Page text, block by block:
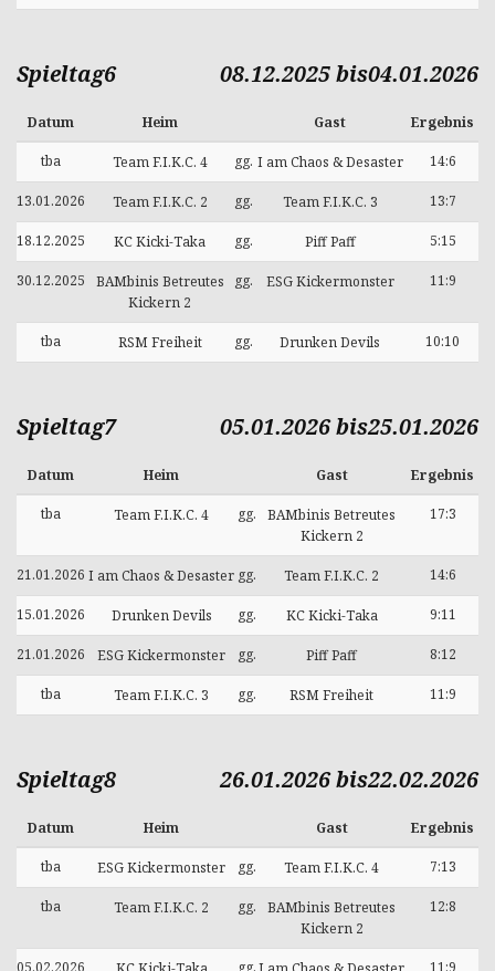
Spieltag6 08.12.2025 bis04.01.2026
Datum Heim Gast Ergebnis
tba Team F.I.K.C. 4 gg. I am Chaos & Desaster 14:6
13.01.2026 Team F.I.K.C. 2 gg. Team F.I.K.C. 3 13:7
18.12.2025 KC Kicki-Taka gg. Piff Paff 5:15
30.12.2025
BAMbinis Betreutes
Kickern 2
gg. ESG Kickermonster 11:9
tba RSM Freiheit gg. Drunken Devils 10:10
Spieltag7 05.01.2026 bis25.01.2026
Datum Heim Gast Ergebnis
tba Team F.I.K.C. 4 gg.
BAMbinis Betreutes
Kickern 2
17:3
21.01.2026 I am Chaos & Desaster gg. Team F.I.K.C. 2 14:6
15.01.2026 Drunken Devils gg. KC Kicki-Taka 9:11
21.01.2026 ESG Kickermonster gg. Piff Paff 8:12
tba Team F.I.K.C. 3 gg. RSM Freiheit 11:9
Spieltag8 26.01.2026 bis22.02.2026
Datum Heim Gast Ergebnis
tba ESG Kickermonster gg. Team F.I.K.C. 4 7:13
tba Team F.I.K.C. 2 gg.
BAMbinis Betreutes
Kickern 2
12:8
05.02.2026 gg. 11:9